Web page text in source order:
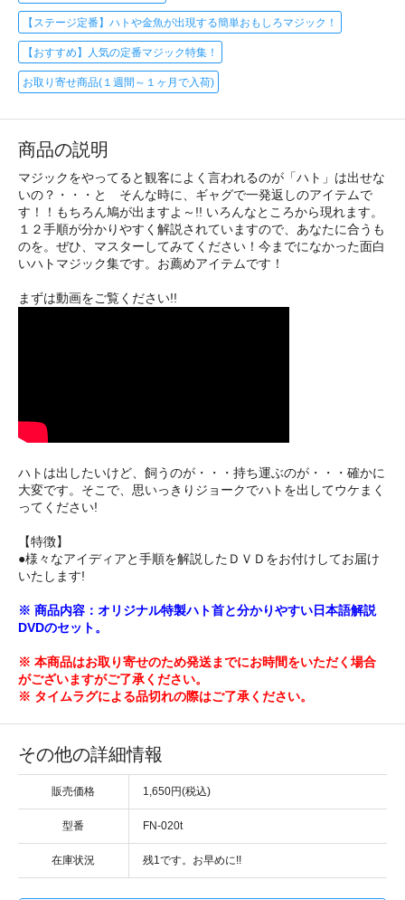
【ステージ定番】ハトや金魚が出現する簡単おもしろマジック！
【おすすめ】人気の定番マジック特集！
お取り寄せ商品(１週間～１ヶ月で入荷)
商品の説明
マジックをやってると観客によく言われるのが「ハト」は出せな
いの？・・・と そんな時に、ギャグで一発返しのアイテムで
す！！もちろん鳩が出ますよ～!! いろんなところから現れます。
１２手順が分かりやすく解説されていますので、あなたに合うも
のを。ぜひ、マスターしてみてください！今までになかった面白
いハトマジック集です。お薦めアイテムです！
まずは動画をご覧ください!!
ハトは出したいけど、飼うのが・・・持ち運ぶのが・・・確かに
大変です。そこで、思いっきりジョークでハトを出してウケまく
ってください!
【特徴】
●様々なアイディアと手順を解説したＤＶＤをお付けしてお届け
いたします!
※ 商品内容：オリジナル特製ハト首と分かりやすい日本語解説
DVDのセット。
※ 本商品はお取り寄せのため発送までにお時間をいただく場合
がございますがご了承ください。
※ タイムラグによる品切れの際はご了承ください。
その他の詳細情報
販売価格 1,650円(税込)
型番 FN-020t
在庫状況 残1です。お早めに!!